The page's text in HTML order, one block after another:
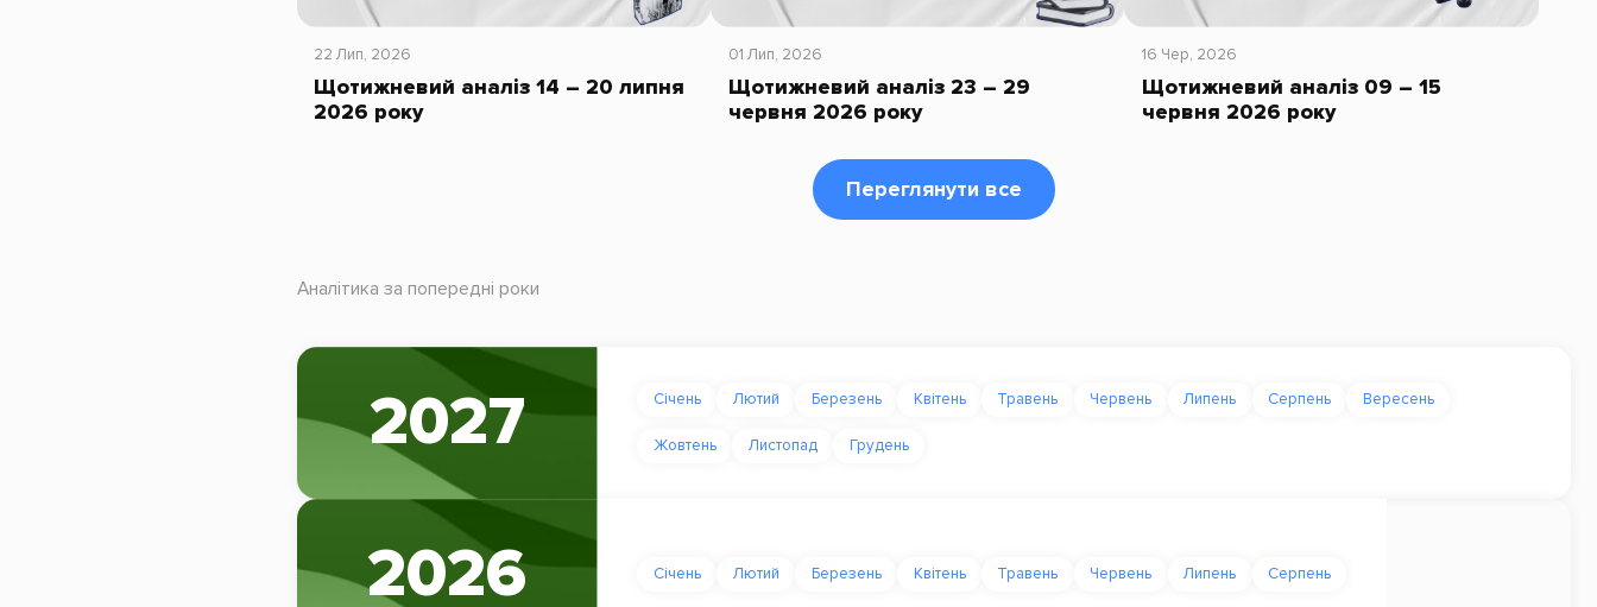
22 Лип, 2026
Щотижневий аналіз 14 – 20 липня
2026 року
01 Лип, 2026
Щотижневий аналіз 23 – 29
червня 2026 року
16 Чер, 2026
Щотижневий аналіз 09 – 15
червня 2026 року
Переглянути все
Аналітика за попередні роки
2027 Січень Лютий Березень Квітень Травень Червень Липень Серпень Вересень
Жовтень Листопад Грудень
2026 Січень Лютий Березень Квітень Травень Червень Липень Серпень